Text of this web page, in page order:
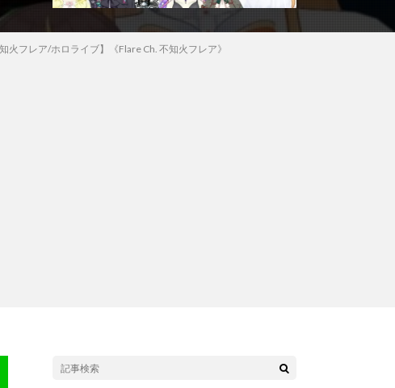
火フレア/ホロライブ】《Flare Ch. 不知火フレア》